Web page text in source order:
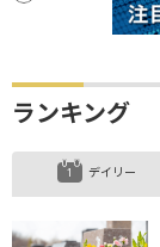
ランキング
デイリー